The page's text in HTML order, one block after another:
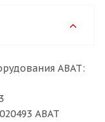
ABAT:
ABAT